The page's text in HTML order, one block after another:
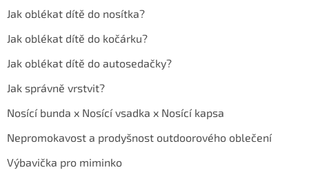
Jak oblékat dítě do nosítka?
Jak oblékat dítě do kočárku?
Jak oblékat dítě do autosedačky?
Jak správně vrstvit?
Nosící bunda x Nosící vsadka x Nosící kapsa
Nepromokavost a prodyšnost outdoorového oblečení
Výbavička pro miminko